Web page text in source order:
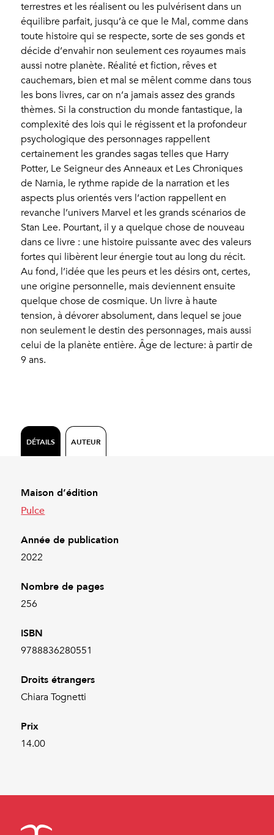
terrestres et les réalisent ou les pulvérisent dans un
équilibre parfait, jusqu’à ce que le Mal, comme dans
toute histoire qui se respecte, sorte de ses gonds et
décide d’envahir non seulement ces royaumes mais
aussi notre planète. Réalité et fiction, rêves et
cauchemars, bien et mal se mêlent comme dans tous
les bons livres, car on n’a jamais assez des grands
thèmes. Si la construction du monde fantastique, la
complexité des lois qui le régissent et la profondeur
psychologique des personnages rappellent
certainement les grandes sagas telles que Harry
Potter, Le Seigneur des Anneaux et Les Chroniques
de Narnia, le rythme rapide de la narration et les
aspects plus orientés vers l’action rappellent en
revanche l’univers Marvel et les grands scénarios de
Stan Lee. Pourtant, il y a quelque chose de nouveau
dans ce livre : une histoire puissante avec des valeurs
fortes qui libèrent leur énergie tout au long du récit.
Au fond, l’idée que les peurs et les désirs ont, certes,
une origine personnelle, mais deviennent ensuite
quelque chose de cosmique. Un livre à haute
tension, à dévorer absolument, dans lequel se joue
non seulement le destin des personnages, mais aussi
celui de la planète entière. Âge de lecture: à partir de
9 ans.
DÉTAILS AUTEUR
Maison d’édition
Pulce
Année de publication
2022
Nombre de pages
256
ISBN
9788836280551
Droits étrangers
Chiara Tognetti
Prix
14.00